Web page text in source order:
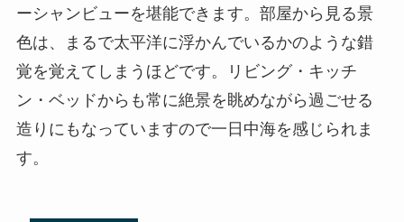
ーシャンビューを堪能できます。部屋から見る景
色は、まるで太平洋に浮かんでいるかのような錯
覚を覚えてしまうほどです。リビング・キッチ
ン・ベッドからも常に絶景を眺めながら過ごせる
造りにもなっていますので一日中海を感じられま
す。